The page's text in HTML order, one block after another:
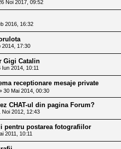
Noi 2017, 09:52
2016, 16:32
2014, 17:30
Gigi Catalin
Iun 2014, 10:11
receptionare mesaje private
30 Mai 2014, 00:30
CHAT-ul din pagina Forum?
Noi 2012, 12:43
pentru postarea fotografiilor
2011, 10:11